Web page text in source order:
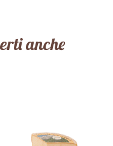
anche